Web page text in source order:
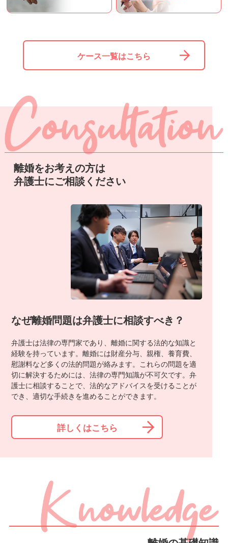
ケース一覧はこちら
離婚をお考えの方は
弁護士にご相談ください
なぜ離婚問題は弁護士に相談すべき？
弁護士は法律の専門家であり、離婚に関する法的な知識と
経験を持っています。離婚には財産分与、親権、養育費、
慰謝料など多くの法的問題が絡みます。これらの問題を適
切に解決するためには、法律の専門知識が不可欠です。弁
護士に相談することで、法的なアドバイスを受けることが
でき、適切な手続きを進めることができます。
詳しくはこちら